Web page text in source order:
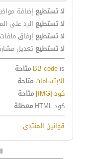
لا تستطيع إضافة
لا تستطيع الرد على
لا تستطيع إرفاق ملفات
لا تستطيعتعديل
BB code is
متاحة
الابتساماتمتاحة
كود [IMG]
متاحة
كود HTML
معطلة
قوانين المنتدى